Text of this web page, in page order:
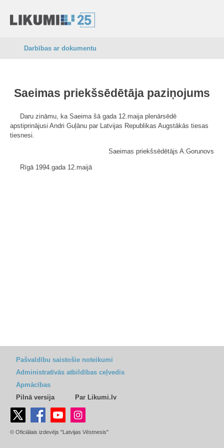
Darbības ar dokumentu
Saeimas priekšsēdētāja paziņojums
Daru zināmu, ka Saeima šā gada 12.maija plenārsēdē
apstiprinājusi Andri Guļānu par Latvijas Republikas Augstākās tiesas
tiesnesi.
Saeimas priekšsēdētājs A.Gorunovs
Rīgā 1994.gada 12.maijā
Pašvaldību saistošie noteikumi
Administratīvās atbildības ceļvedis
Apmācības
Pilnā versija
Par Likumi.lv
© Oficiālais izdevējs "Latvijas Vēstnesis"